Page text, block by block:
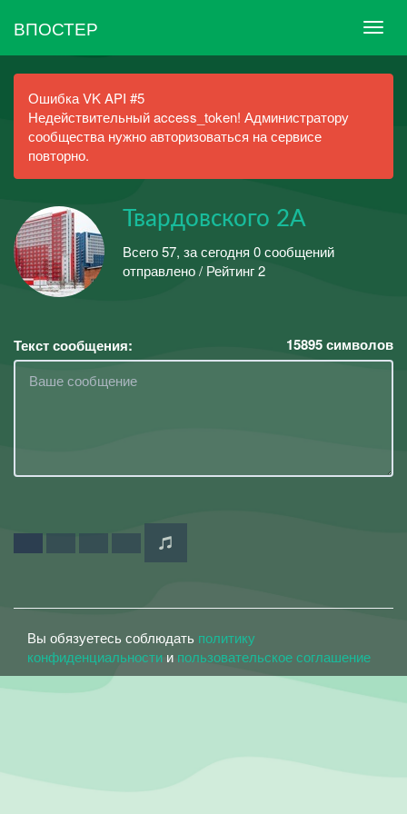
ВПОСТЕР
Ошибка VK API #5
Недействительный access_token! Администратору
сообщества нужно авторизоваться на сервисе
повторно.
Твардовского 2А
Всего 57, за сегодня 0 сообщений
отправлено / Рейтинг 2
Текст сообщения: 15895символов
Вы обязуетесь соблюдать политику
конфиденциальности и пользовательское соглашение